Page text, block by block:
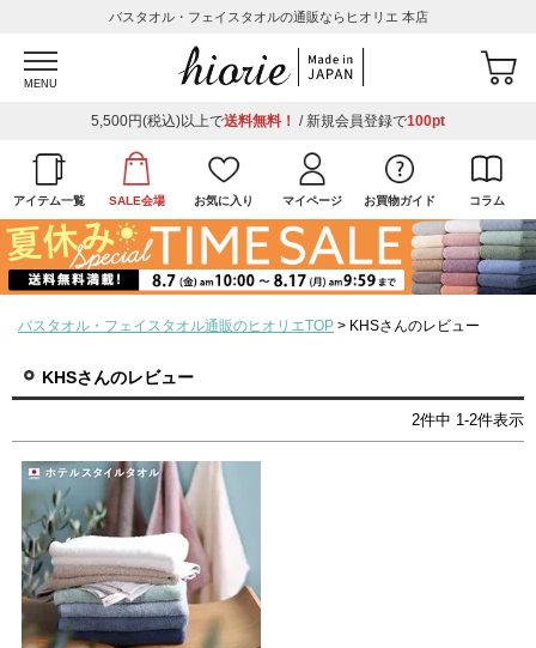
バスタオル・フェイスタオルの通販ならヒオリエ 本店
MENU
5,500円(税込)以上で送料無料！ / 新規会員登録で100pt
アイテム一覧 SALE会場 お気に入り マイページ お買物ガイド コラム
バスタオル・フェイスタオル通販のヒオリエTOP KHSさんのレビュー
KHSさんのレビュー
2件中 1-2件表示